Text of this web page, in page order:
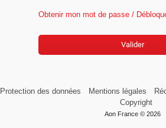
Obtenir mon mot de passe /
Valider
Protection des données Mentions légales
Copyright
Aon France © 2026